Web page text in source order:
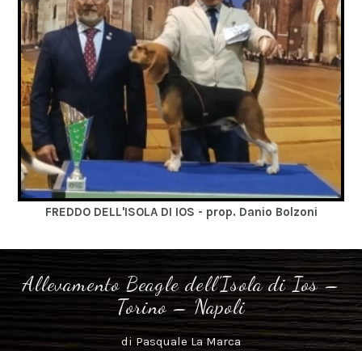
FREDDO DELL'ISOLA DI IOS - prop. Danio Bolzoni
Allevamento Beagle dell’Isola di Ios –
Torino – Napoli
di Pasquale La Marca